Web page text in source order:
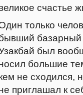
счастье
только
базарный
был
большие
не сходился,
приглашал к